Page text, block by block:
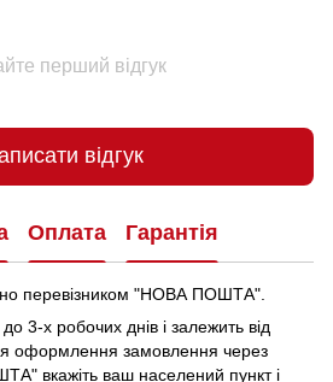
перший відгук
відгук
Оплата Гарантія
перевізником "НОВА ПОШТА".
3-х робочих днів і залежить від
оформлення замовлення через
вкажіть ваш населений пункт і